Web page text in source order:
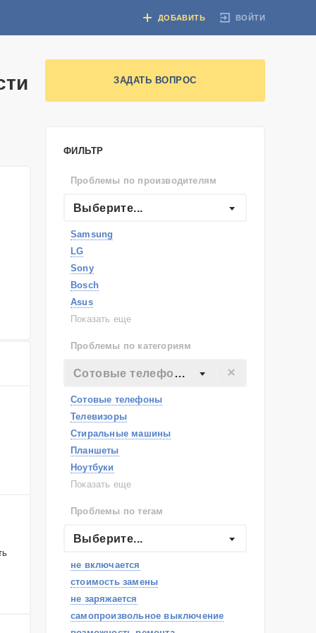
ВОЙТИ
ДОБАВИТЬ
ЗАДАТЬ ВОПРОС
ФИЛЬТР
Проблемы по производителям
Выберите...
Samsung
LG
Sony
Bosch
Asus
Lenovo
Apple
Indesit
Показать еще
Проблемы по категориям
Сотовые телефоны
Сотовые телефоны
Телевизоры
Стиральные машины
Планшеты
Ноутбуки
Холодильники
Посудомоечные машины
Наушники
Показать еще
Проблемы по тегам
Выберите...
не включается
стоимость замены
не заряжается
самопроизвольное выключение